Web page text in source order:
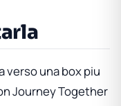
verso una box piu
Journey Together